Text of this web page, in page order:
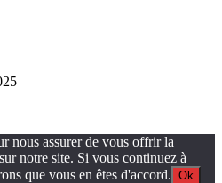
nous assurer de vous offrir la
notre site. Si vous continuez à
que vous en êtes d'accord. Ok